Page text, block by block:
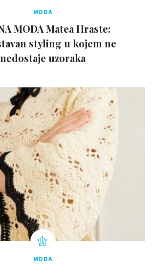
MODA
MODA Matea Hraste:
styling u kojem ne
nedostaje uzoraka
MODA